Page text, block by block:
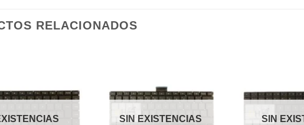
RELACIONADOS
SIN EXISTENCIAS SIN